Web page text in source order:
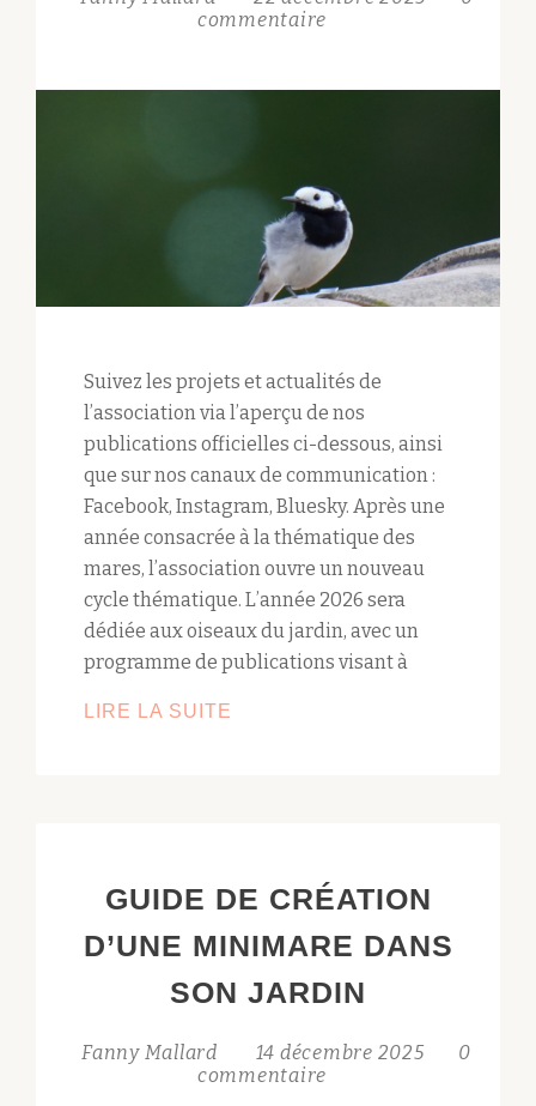
commentaire
Suivez les projets et actualités de
l’association via l’aperçu de nos
publications officielles ci-dessous, ainsi
que sur nos canaux de communication :
Facebook, Instagram, Bluesky. Après une
année consacrée à la thématique des
mares, l’association ouvre un nouveau
cycle thématique. L’année 2026 sera
dédiée aux oiseaux du jardin, avec un
programme de publications visant à
LIRE LA SUITE
GUIDE DE CRÉATION
D’UNE MINIMARE DANS
SON JARDIN
Fanny Mallard 14 décembre 2025
0
commentaire